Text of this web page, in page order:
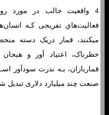
4 واقعیت جالب در مورد
فعالیت‌هاي‌ تفریحی کـه
میکنند، قمار دریک دسته
خطرناک، اعتیاد آور و
قماربازان، بـه ندرت سودآور
صنعت چند میلیارد دلاری تبدیل